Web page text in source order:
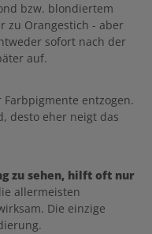
bzw. blondiertem
zu Orangestich - aber
sofort nach der
auf.
entzogen.
desto eher neigt das
zu sehen, hilft oft nur
allermeisten
Die einzige